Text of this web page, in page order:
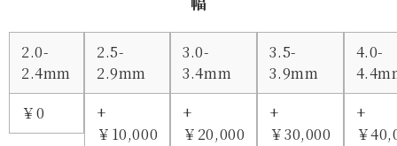
2.0-
2.4mm
￥0
2.5-
2.9mm
+
￥10,000
3.0-
3.4mm
+
￥20,000
3.5-
3.9mm
+
￥30,000
4.0-
+
￥